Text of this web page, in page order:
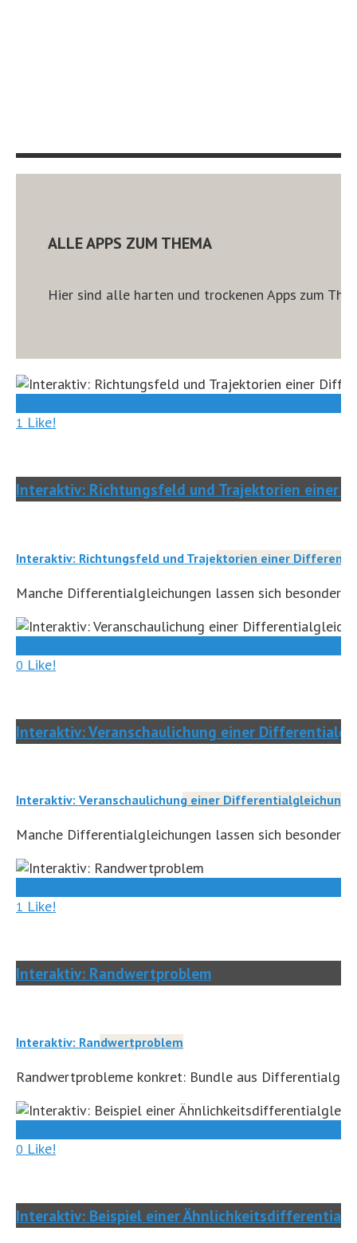
ALLE APPS ZUM THEMA
Hier sind alle harten und trockenen Apps zum
1 Like!
Interaktiv: Richtungsfeld und Trajektorien einer
Interaktiv: Richtungsfeld und Trajektorien einer
Manche Differentialgleichungen lassen sich
0 Like!
Interaktiv: Veranschaulichung einer
Interaktiv: Veranschaulichung einer Differentialgleichung
Manche Differentialgleichungen lassen sich
1 Like!
Interaktiv: Randwertproblem
Interaktiv: Randwertproblem
Randwertprobleme konkret: Bundle aus
0 Like!
Interaktiv: Beispiel einer